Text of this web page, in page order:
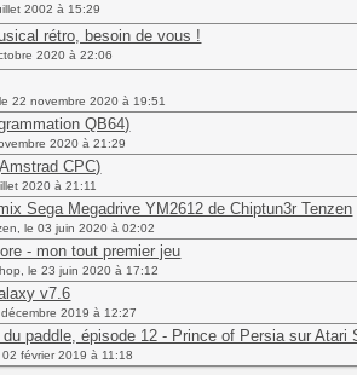
2002 à 15:29
rétro, besoin de vous !
2020 à 22:06
22 novembre 2020 à 19:51
QB64)
2020 à 21:29
CPC)
2020 à 21:11
Sega Megadrive YM2612 de Chiptun3r Tenzen
le 03 juin 2020 à 02:02
- mon tout premier jeu
le 23 juin 2020 à 17:12
v7.6
2019 à 12:27
du paddle, épisode 12 - Prince of Persia sur Atari
février 2019 à 11:18